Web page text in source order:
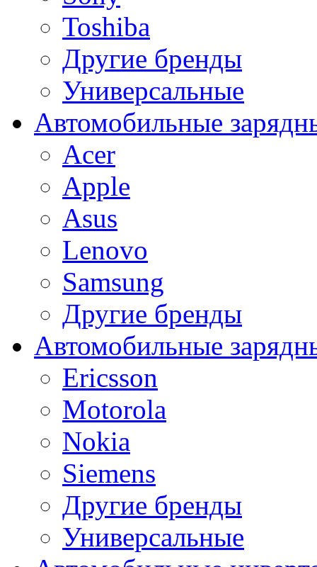
Toshiba
Другие бренды
Универсальные
Автомобильные
Acer
Apple
Asus
Lenovo
Samsung
Другие бренды
Автомобильные
Ericsson
Motorola
Nokia
Siemens
Другие бренды
Универсальные